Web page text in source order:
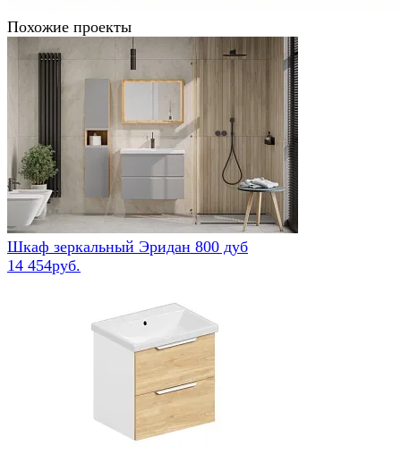
Похожие проекты
Шкаф зеркальный Эридан 800 дуб
14 454руб.